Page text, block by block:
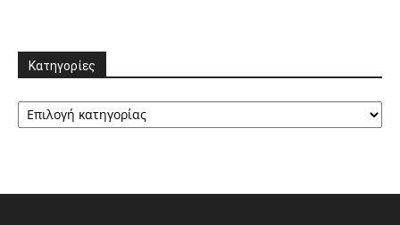
Κατηγορίες
Κατηγορίες